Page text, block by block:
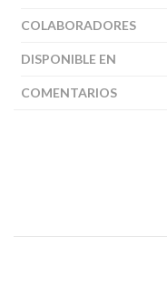
COLABORADORES
DISPONIBLE EN
COMENTARIOS